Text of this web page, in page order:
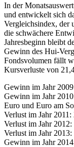
In der
und entwickelt sich
Vergleichsindex, der
die schwächere
Jahresbeginn bleibt
Gewinn des Hui-
Fondsvolumen fällt
Kursverluste von
Gewinn im Jahr
Gewinn im Jahr
Euro und Euro am
Verlust im Jahr 2011:
Verlust im Jahr
Verlust im Jahr
Gewinn im Jahr